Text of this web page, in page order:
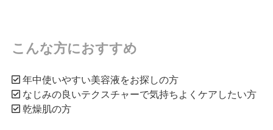
こんな方におすすめ
年中使いやすい美容液をお探しの方
なじみの良いテクスチャーで気持ちよくケアしたい方
乾燥肌の方